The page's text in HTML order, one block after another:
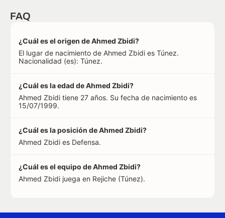
FAQ
¿Cuál es el origen de Ahmed Zbidi?
El lugar de nacimiento de Ahmed Zbidi es Túnez.
Nacionalidad (es): Túnez.
¿Cuál es la edad de Ahmed Zbidi?
Ahmed Zbidi tiene 27 años. Su fecha de nacimiento es
15/07/1999.
¿Cuál es la posición de Ahmed Zbidi?
Ahmed Zbidi es Defensa.
¿Cuál es el equipo de Ahmed Zbidi?
Ahmed Zbidi juega en Rejiche (Túnez).